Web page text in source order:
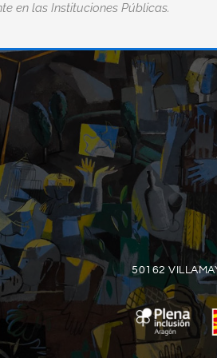
en las Instituciones Públicas.
ES LA MAYOR
DE TODAS.“
Nick Vujicic
50162